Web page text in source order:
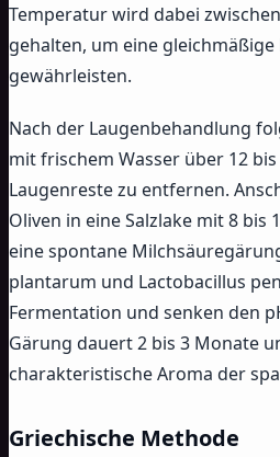
Temperatur wird dabei
gehalten, um eine
gewährleisten.
Nach der Laugenbehandlung
mit frischem Wasser über 12
Laugenreste zu entfernen.
Oliven in eine Salzlake mit 8 bis
eine spontane
plantarum und Lactobacillus
Fermentation und senken den
Gärung dauert 2 bis 3 Monate
charakteristische Aroma der
Griechische Methode